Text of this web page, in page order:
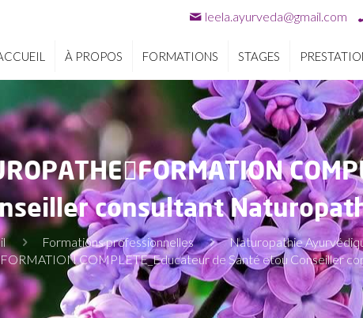
leela.ayurveda@gmail.com
À PROPOS FORMATIONS STAGES
consultant
Formations professionnelles
Naturopathie
COMPLETE_Educateur de Santé etou Conseiller